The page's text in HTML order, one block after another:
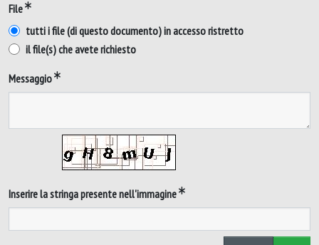
File
tutti i file (di questo documento) in accesso ristretto
il file(s) che avete richiesto
Messaggio
Inserire la stringa presente nell'immagine